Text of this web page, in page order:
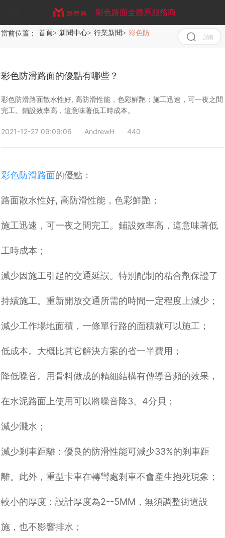
彩色路面全體系服務商
首頁
彩色防滑路面
水性聚氨酯路面
彩色瀝青改色路面
透水混凝土路面
透水膠粘石路面
夜光彩色路面
案例展示
當前位置： 首頁> 新聞中心> 行業新聞> 彩色防滑路面的優點有哪些？
清空
記錄
彩色防滑路面的優點有哪些？
彩色防滑路面散水性好, 高防滑性能，色彩鮮艷；施工迅速，可一夜之間
完工。鋪設效率高，這意味著低工時成本。
2021-12-27 09:09:06 AndrewH 440
彩色防滑路面的優點：
路面散水性好, 高防滑性能，色彩鮮艷；
施工迅速，可一夜之間完工。鋪設效率高，這意味著低
工時成本；
減少因施工引起的交通延誤。特別配制的粘合劑保證了
持續施工。重新開放交通所需的時間一定程度上減少；
減少工作場地面積，一條單行路的面積就可以施工；
低成本。大概比其它解決方案的省一半費用；
降低噪音。用骨料做成的精細結構有傳導音頻的效果，
在水泥路面上使用可以將噪音降3、 4分貝；
減少濺水；
減少剎車距離：優良的防滑性能可減少33%的剎車距
離。此外，重型卡車在轉彎處剎車不會產生抱死現象；
較小的厚度：設計厚度為2--5MM ，無須調整街道設
施，也不影響排水；